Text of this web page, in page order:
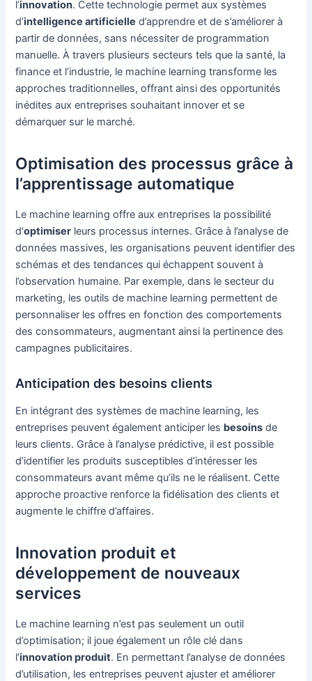
l’innovation. Cette technologie permet aux systèmes
d’intelligence artificielle d’apprendre et de s’améliorer à
partir de données, sans nécessiter de programmation
manuelle. À travers plusieurs secteurs tels que la santé, la
finance et l’industrie, le machine learning transforme les
approches traditionnelles, offrant ainsi des opportunités
inédites aux entreprises souhaitant innover et se
démarquer sur le marché.
Optimisation des processus grâce à
l’apprentissage automatique
Le machine learning offre aux entreprises la possibilité
d’optimiser leurs processus internes. Grâce à l’analyse de
données massives, les organisations peuvent identifier des
schémas et des tendances qui échappent souvent à
l’observation humaine. Par exemple, dans le secteur du
marketing, les outils de machine learning permettent de
personnaliser les offres en fonction des comportements
des consommateurs, augmentant ainsi la pertinence des
campagnes publicitaires.
Anticipation des besoins clients
En intégrant des systèmes de machine learning, les
entreprises peuvent également anticiper les besoins de
leurs clients. Grâce à l’analyse prédictive, il est possible
d’identifier les produits susceptibles d’intéresser les
consommateurs avant même qu’ils ne le réalisent. Cette
approche proactive renforce la fidélisation des clients et
augmente le chiffre d’affaires.
Innovation produit et
développement de nouveaux
services
Le machine learning n’est pas seulement un outil
d’optimisation; il joue également un rôle clé dans
l’innovation produit. En permettant l’analyse de données
d’utilisation, les entreprises peuvent ajuster et améliorer